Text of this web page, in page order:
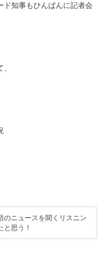
ド知事もひんぱんに記者会
のニュースを聞くリスニン
と思う！